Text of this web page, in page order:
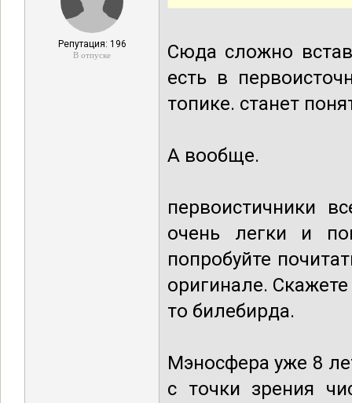
Репутация: 196
В отпуске
Сюда сложно
есть в
топике. станет
А вообще.
первоистичники
очень легки и
попробуйте
оригинале.
то билебирда.
Мэносфера уже 8
с точки зрения